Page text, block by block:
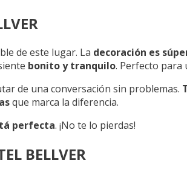
de este lugar. La decoración es
bonito y tranquilo. Perfecto para
de una conversación sin problemas.
que marca la diferencia.
perfecta. ¡No te lo pierdas!
BELLVER